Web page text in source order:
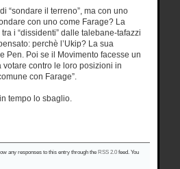
“sondare il terreno”, ma con uno
con uno come Farage? La
i “dissidenti” dalle talebane-tafazzi
perchè l’Ukip? La sua
Pen. Poi se il Movimento facesse un
votare contro le loro posizioni in
con Farage”.
tempo lo sbaglio.
any responses to this entry through the RSS 2.0 feed. You